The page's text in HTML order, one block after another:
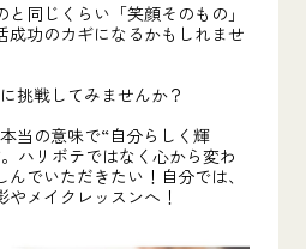
同じくらい「笑顔そのもの」
成功のカギになるかもしれませ
挑戦してみませんか？
当の意味で“自分らしく輝
ハリボテではなく心から変わ
んでいただきたい！ 自分では、
メイクレッスンへ！